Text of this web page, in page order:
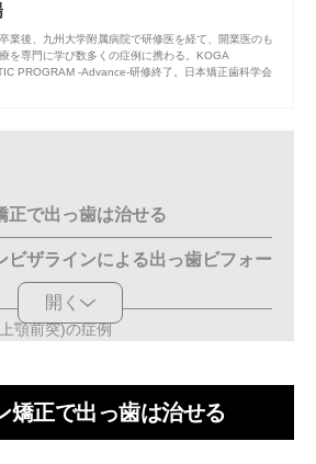
卒業後、 九州大学附属病院で研修医を経て、開業医のも
を専門に学び数多くの症例に携わる。KOGA
PROGRAM -Advance-研修終了。
日本矯正歯科学会
正で出っ歯は治せる
ビザラインによる出っ歯ビフォー
顎前突)の症例
の症例
開く
矯正で出っ歯は治せる